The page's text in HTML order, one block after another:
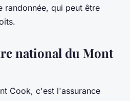
randonnée, qui peut être
national du Mont
Cook, c'est l'assurance